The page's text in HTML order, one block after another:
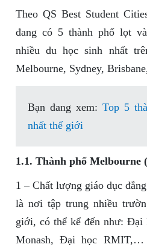
Theo QS Best Student
đang có 5 thành phố lọt
nhiều du học sinh nhất
Melbourne, Sydney,
Bạn đang xem: Top 5
nhất thế giới
1.1. Thành phố Melbourne
1 – Chất lượng giáo dục
là nơi tập trung nhiều
giới, có thể kể đến như: Đại
Monash, Đại học